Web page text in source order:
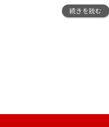
続きを読む